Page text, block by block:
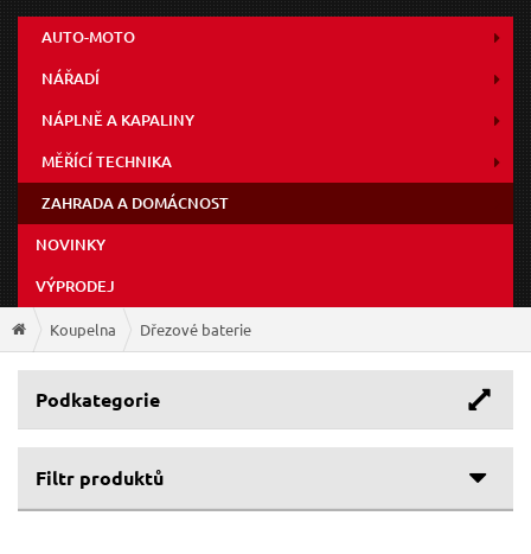
AUTO-MOTO
NÁŘADÍ
NÁPLNĚ A KAPALINY
MĚŘÍCÍ TECHNIKA
ZAHRADA A DOMÁCNOST
NOVINKY
VÝPRODEJ
Koupelna Dřezové baterie
Podkategorie
Filtr produktů